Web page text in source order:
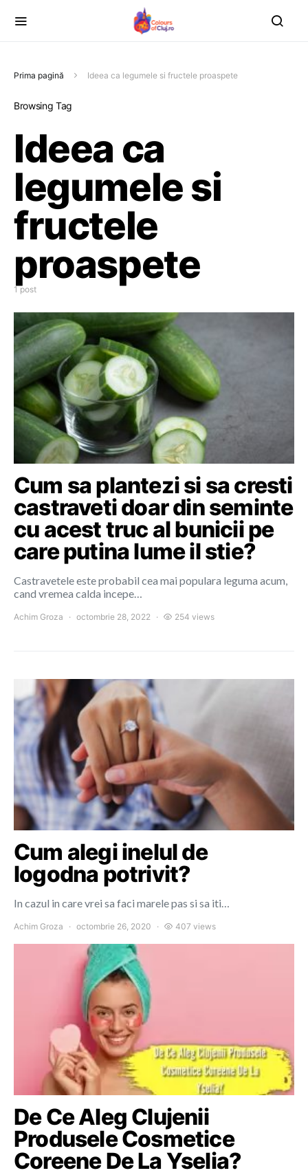
Prima pagină Ideea ca legumele si fructele proaspete
Browsing Tag
Ideea ca
legumele si
fructele
proaspete
1 post
Cum sa plantezi si sa cresti
castraveti doar din seminte
cu acest truc al bunicii pe
care putina lume il stie?
Castravetele este probabil cea mai populara leguma acum,
cand vremea calda incepe…
Achim Groza octombrie 28, 2022 254 views
Cum alegi inelul de
logodna potrivit?
In cazul in care vrei sa faci marele pas si sa iti…
Achim Groza octombrie 26, 2020 407 views
De Ce Aleg Clujenii
Produsele Cosmetice
Coreene De La Yselia?